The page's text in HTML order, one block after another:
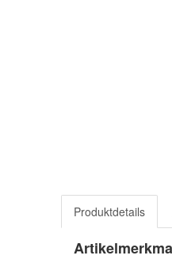
Produktdetails